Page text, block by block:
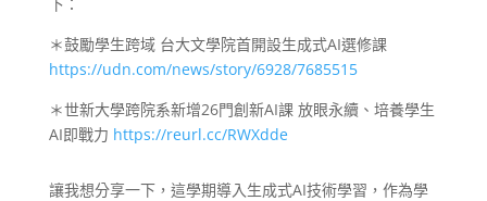
＊鼓勵學生跨域 台大文學院首開設生成式AI選修課
https://udn.com/news/story/6928/7685515
＊世新大學跨院系新增26門創新AI課 放眼永續、培養學生
AI即戰力 https://reurl.cc/RWXdde
讓我想分享一下，這學期導入生成式AI技術學習，作為學